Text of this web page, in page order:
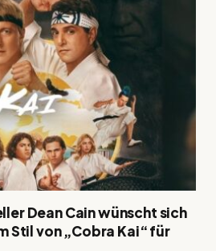
Dean Cain wünscht sich
Stil von „Cobra Kai“ für